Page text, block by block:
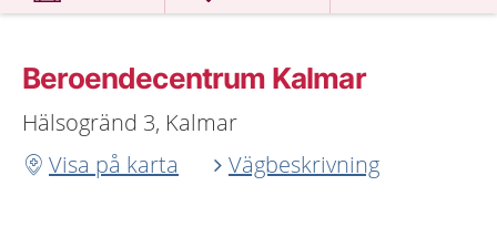
Beroendecentrum Kalmar
Hälsogränd 3, Kalmar
Visa på karta
Vägbeskrivning